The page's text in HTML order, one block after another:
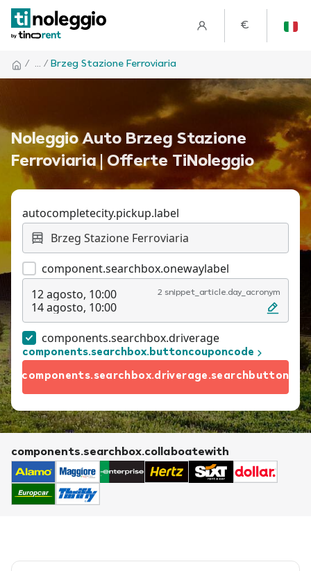
€
/ ... / Brzeg Stazione Ferroviaria
Noleggio Auto Brzeg Stazione
Ferroviaria | Offerte TiNoleggio
autocompletecity.pickup.label
component.searchbox.onewaylabel
12 agosto, 10:00
14 agosto, 10:00
2 snippet_article.day_acronym
components.searchbox.driverage
components.searchbox.buttoncouponcode
components.searchbox.driverage.searchbutton
components.searchbox.collaboatewith